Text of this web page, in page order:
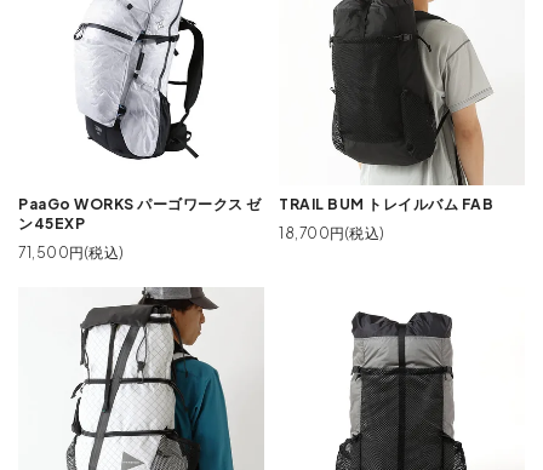
PaaGo WORKS パーゴワークス ゼ
ン45EXP
71,500円(税込)
TRAIL BUM トレイルバム FAB
18,700円(税込)